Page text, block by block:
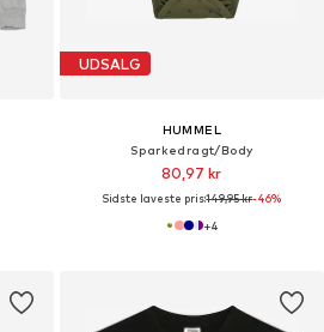
UDSALG
HUMMEL
Sparkedragt/Body
80,97 kr
Sidste laveste pris:149,95 kr-46%
+4